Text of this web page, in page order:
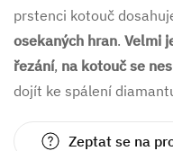
prstenci kotouč
osekaných hran. Velmi
řezání, na kotouč se
dojít ke spálení
Zeptat se na